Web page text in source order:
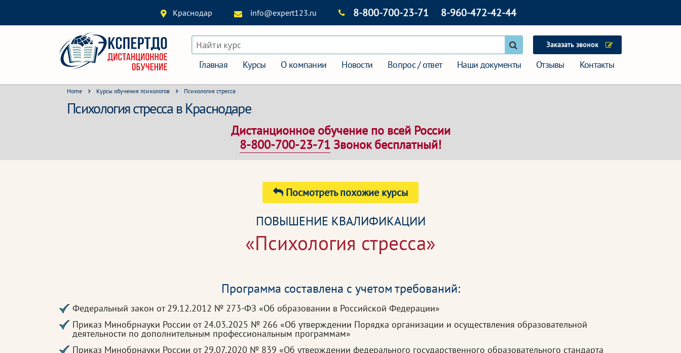
Краснодар info@expert123.ru 8-800-700-23-71 8-960-472-42-44
Найти курс Заказать звонок
Главная Курсы О компании Новости Вопрос / ответ Наши документы Отзывы Контакты
Home Курсы обучения психологов Психология стресса
Психология стресса в Краснодаре
Дистанционное обучение по всей России
8-800-700-23-71 Звонок бесплатный!
Посмотреть похожие курсы
ПОВЫШЕНИЕ КВАЛИФИКАЦИИ
«Психология стресса»
Программа составлена с учетом требований:
Федеральный закон от 29.12.2012 № 273-ФЗ «Об образовании в Российской Федерации»
Приказ Минобрнауки России от 24.03.2025 № 266 «Об утверждении Порядка организации и осуществления образовательной
деятельности по дополнительным профессиональным программам»
Приказ Минобрнауки России от 29.07.2020 № 839 «Об утверждении федерального государственного образовательного стандарта